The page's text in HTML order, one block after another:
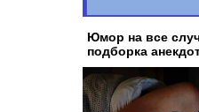
Юмор на все
подборка